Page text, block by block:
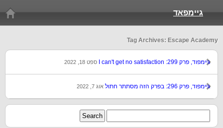
גיימפאד
Tag Archives: Escape Academy
גיימפוד, פרק 299: I can't get no satisfaction ספט 18, 2022
גיימפוד, פרק 296: בפרק הזה מסתתר חתול אוג 7, 2022